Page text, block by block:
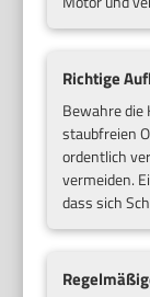
Richtige
Bewahre die
staubfreien
ordentlich
vermeiden.
dass sich